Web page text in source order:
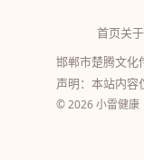
首页关
邯郸市楚腾文化
声明：本站内容
© 2026 小雷健康